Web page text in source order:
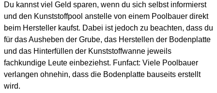
Du kannst viel Geld sparen, wenn du sich selbst informierst
und den Kunststoffpool anstelle von einem Poolbauer direkt
beim Hersteller kaufst. Dabei ist jedoch zu beachten, dass du
für das Ausheben der Grube, das Herstellen der Bodenplatte
und das Hinterfüllen der Kunststoffwanne jeweils
fachkundige Leute einbeziehst. Funfact: Viele Poolbauer
verlangen ohnehin, dass die Bodenplatte bauseits erstellt
wird.